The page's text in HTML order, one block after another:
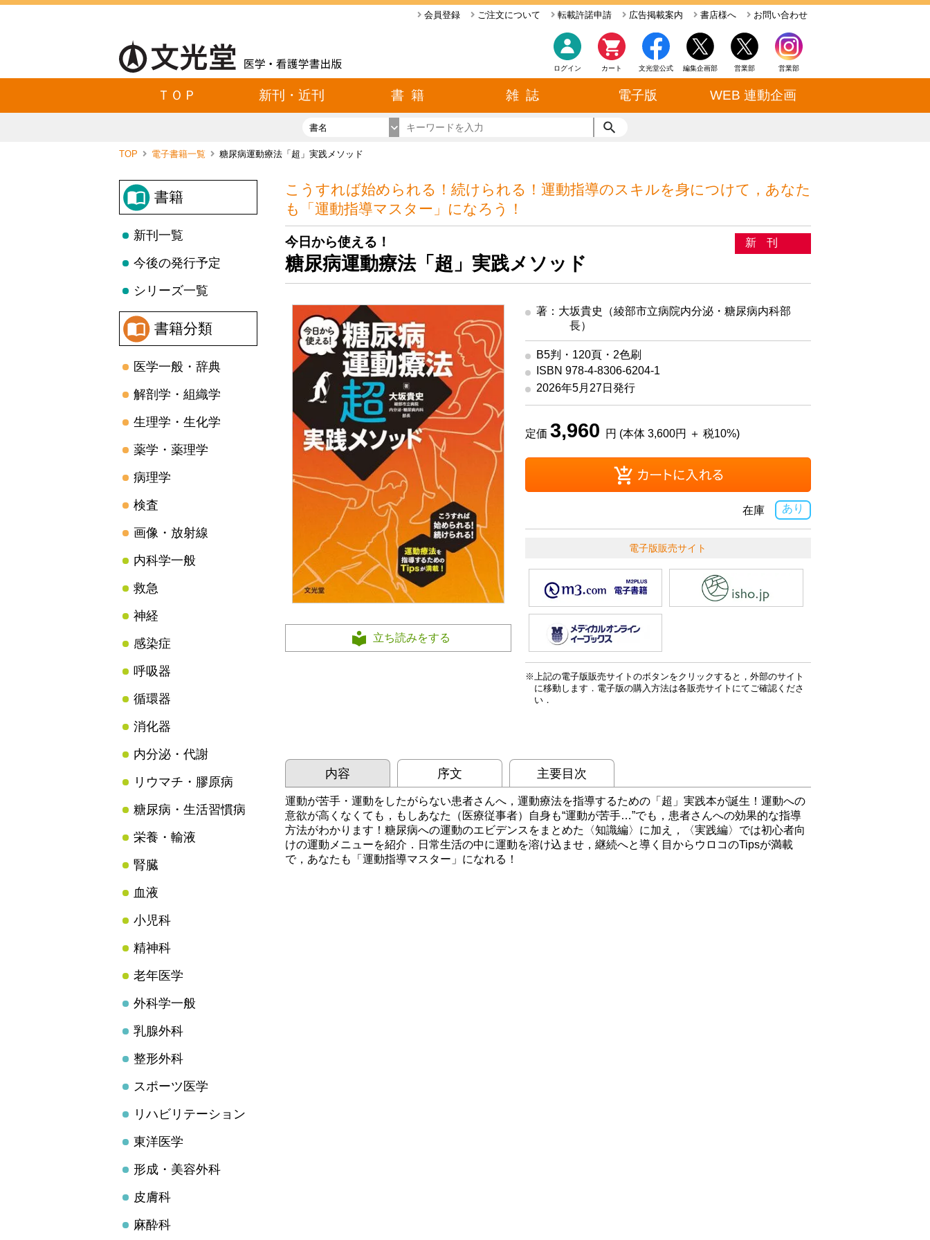
お問い合わせ
書店様へ
広告掲載案内
転載許諾申請
ご注文について
会員登録
営業部
営業部
編集企画部
文光堂公式
カート
ログイン
ＴＯＰ 新刊・近刊 書 籍 雑 誌 電子版 WEB 連動企画
書名
TOP 電子書籍一覧 糖尿病運動療法「超」実践メソッド
書籍
新刊一覧
今後の発行予定
シリーズ一覧
書籍分類
医学一般・辞典
解剖学・組織学
生理学・生化学
薬学・薬理学
病理学
検査
画像・放射線
内科学一般
救急
神経
感染症
呼吸器
循環器
消化器
内分泌・代謝
リウマチ・膠原病
糖尿病・生活習慣病
栄養・輸液
腎臓
血液
小児科
精神科
老年医学
外科学一般
乳腺外科
整形外科
スポーツ医学
リハビリテーション
東洋医学
形成・美容外科
皮膚科
麻酔科
こうすれば始められる！続けられる！運動指導のスキルを身につけて，あなた
も「運動指導マスター」になろう！
新刊
今日から使える！
糖尿病運動療法「超」実践メソッド
立ち読みをする
著：大坂貴史（綾部市立病院内分泌・糖尿病内科部
長）
B5判・120頁・2色刷
ISBN 978-4-8306-6204-1
2026年5月27日発行
定価 3,960 円 (本体 3,600円 ＋ 税10%)
あり
在庫
電子版販売サイト
上記の電子版販売サイトのボタンをクリックすると，外部のサイト
に移動します．電子版の購入方法は各販売サイトにてご確認くださ
い．
内容 序文 主要目次
運動が苦手・運動をしたがらない患者さんへ，運動療法を指導するための「超」実践本が誕生！運動への
意欲が高くなくても，もしあなた（医療従事者）自身も“運動が苦手…”でも，患者さんへの効果的な指導
方法がわかります！糖尿病への運動のエビデンスをまとめた〈知識編〉に加え，〈実践編〉では初心者向
けの運動メニューを紹介．日常生活の中に運動を溶け込ませ，継続へと導く目からウロコのTipsが満載
で，あなたも「運動指導マスター」になれる！